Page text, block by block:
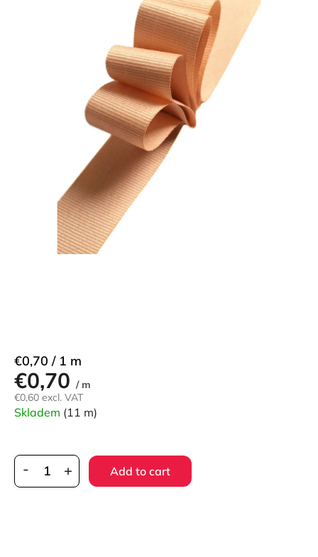
€0,70 / m
€0,60 excl. VAT
Measure
price:
€0,70 / 1 m
Skladem (11 m)
Add to cart